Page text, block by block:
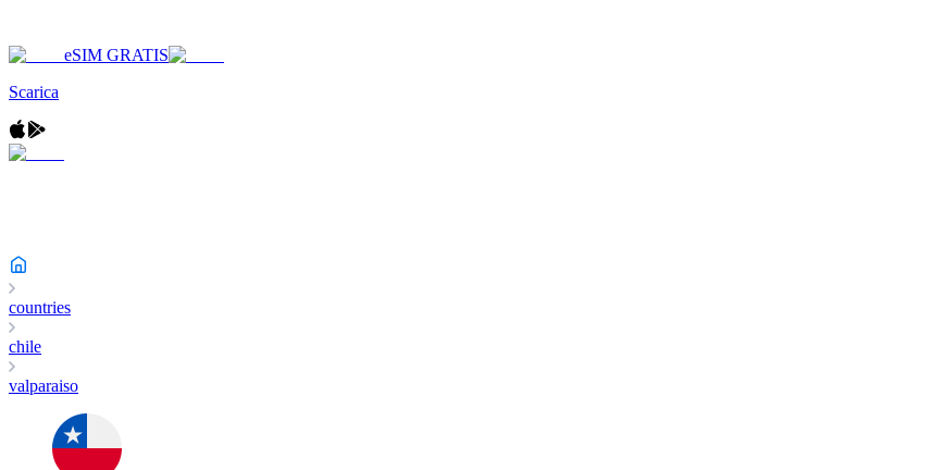
eSIM GRATIS
Scarica
countries
chile
valparaiso